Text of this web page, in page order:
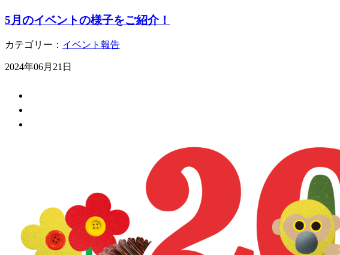
5月のイベントの様子をご紹介！
カテゴリー： イベント報告
2024年06月21日